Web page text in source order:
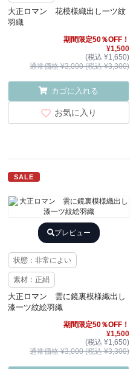
大正ロマン 花模様織出し一ツ紋
羽織
期間限定50％OFF！
¥1,500
(税込 ¥1,650)
通常価格 ¥3,000 (税込 ¥3,300)
カゴに入れる
お気に入り
SALE
プレビュー
状態：非常によい
素材：正絹
大正ロマン 雲に鏡裏模様織出し
漆一ツ紋絵羽織
期間限定50％OFF！
¥1,500
(税込 ¥1,650)
通常価格 ¥3,000 (税込 ¥3,300)